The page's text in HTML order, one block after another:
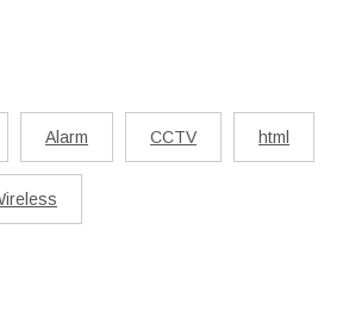
Alarm CCTV html